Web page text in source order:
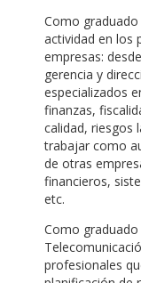
Como
actividad en los
empresas:
gerencia y
especializados
finanzas,
calidad, riesgos
trabajar como
de otras
financieros,
etc.
Como
profesionales